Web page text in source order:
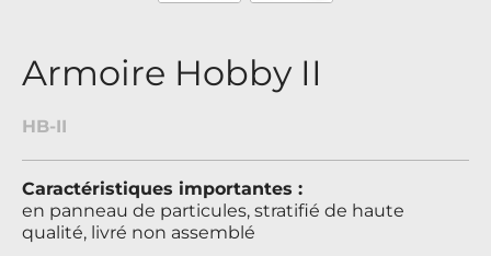
Armoire Hobby II
HB-II
Caractéristiques importantes :
en panneau de particules, stratifié de haute
qualité, livré non assemblé